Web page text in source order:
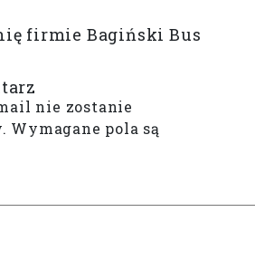
firmie Bagiński Bus
nie zostanie
Wymagane pola są